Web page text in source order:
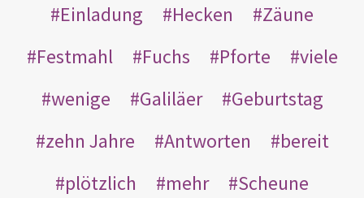
Einladung
Hecken
Zäune
Festmahl
Fuchs Pforte
viele
wenige
Galiläer
Geburtstag
zehn Jahre
Antworten
bereit
plötzlich
mehr Scheune